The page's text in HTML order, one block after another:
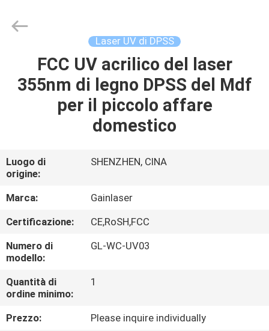
CASA
PRODOTTI
NOI
GIRO
DELLA
FABBRICA
CONTROLLO
DI
QUALITÀ
Laser UV di DPSS
FCC UV acrilico del laser
355nm di legno DPSS del Mdf
per il piccolo affare
domestico
Luogo di
origine:
SHENZHEN, CINA
Marca:
Gainlaser
Certificazione:
CE,RoSH,FCC
Numero di
modello:
GL-WC-UV03
Quantità di
ordine minimo:
1
Prezzo:
Please inquire individually